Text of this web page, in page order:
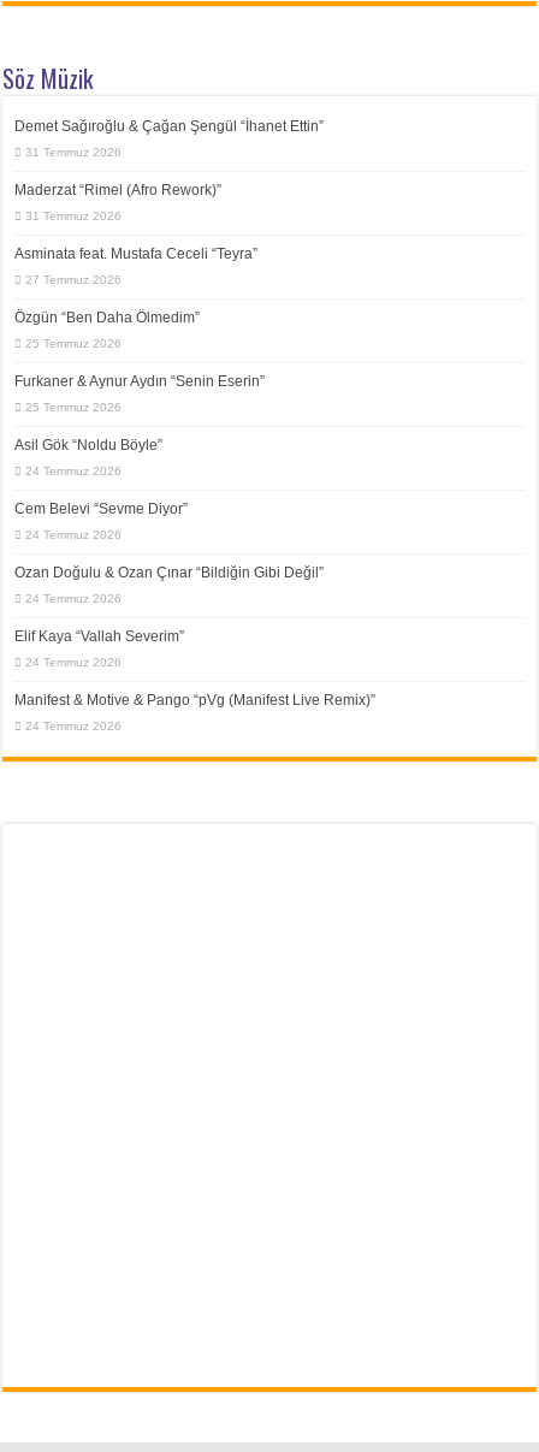
Söz Müzik
Demet Sağıroğlu & Çağan Şengül “İhanet Ettin”
31 Temmuz 2026
Maderzat “Rimel (Afro Rework)”
31 Temmuz 2026
Asminata feat. Mustafa Ceceli “Teyra”
27 Temmuz 2026
Özgün “Ben Daha Ölmedim”
25 Temmuz 2026
Furkaner & Aynur Aydın “Senin Eserin”
25 Temmuz 2026
Asil Gök “Noldu Böyle”
24 Temmuz 2026
Cem Belevi “Sevme Diyor”
24 Temmuz 2026
Ozan Doğulu & Ozan Çınar “Bildiğin Gibi Değil”
24 Temmuz 2026
Elif Kaya “Vallah Severim”
24 Temmuz 2026
Manifest & Motive & Pango “pVg (Manifest Live Remix)”
24 Temmuz 2026